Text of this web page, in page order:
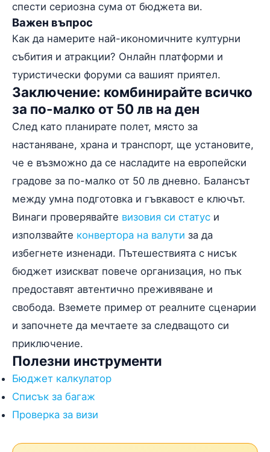
спести сериозна сума от бюджета ви.
Важен въпрос
Как да намерите най-икономичните културни
събития и атракции? Онлайн платформи и
туристически форуми са вашият приятел.
Заключение: комбинирайте всичко
за по-малко от 50 лв на ден
След като планирате полет, място за
настаняване, храна и транспорт, ще установите,
че е възможно да се насладите на европейски
градове за по-малко от 50 лв дневно. Балансът
между умна подготовка и гъвкавост е ключът.
Винаги проверявайте визовия си статус и
използвайте конвертора на валути за да
избегнете изненади. Пътешествията с нисък
бюджет изискват повече организация, но пък
предоставят автентично преживяване и
свобода. Вземете пример от реалните сценарии
и започнете да мечтаете за следващото си
приключение.
Полезни инструменти
Бюджет калкулатор
Списък за багаж
Проверка за визи